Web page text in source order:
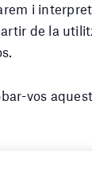
i
de la
vos